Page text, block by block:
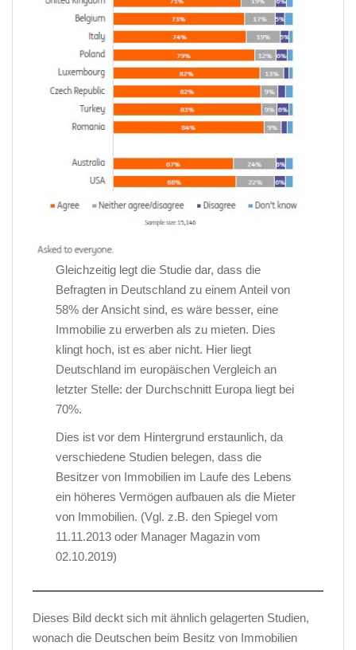
Gleichzeitig legt die Studie dar, dass die
Befragten in Deutschland zu einem Anteil von
58% der Ansicht sind, es wäre besser, eine
Immobilie zu erwerben als zu mieten. Dies
klingt hoch, ist es aber nicht. Hier liegt
Deutschland im europäischen Vergleich an
letzter Stelle: der Durchschnitt Europa liegt bei
70%.
Dies ist vor dem Hintergrund erstaunlich, da
verschiedene Studien belegen, dass die
Besitzer von Immobilien im Laufe des Lebens
ein höheres Vermögen aufbauen als die Mieter
von Immobilien. (Vgl. z.B. den Spiegel vom
11.11.2013 oder Manager Magazin vom
02.10.2019)
Dieses Bild deckt sich mit ähnlich gelagerten Studien,
wonach die Deutschen beim Besitz von Immobilien